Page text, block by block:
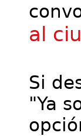
al
Si
"Ya